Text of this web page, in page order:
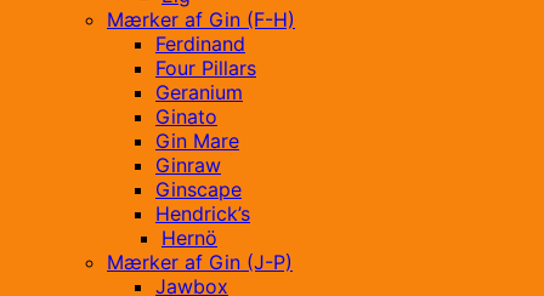
Mærker af Gin (F-H)
Ferdinand
Four Pillars
Geranium
Ginato
Gin Mare
Ginraw
Ginscape
Hendrick’s
Hernö
Mærker af Gin (J-P)
Jawbox